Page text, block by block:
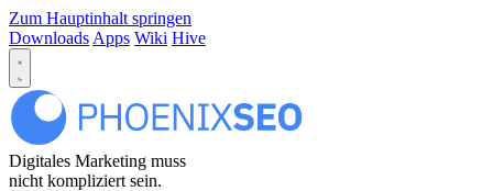
Zum Hauptinhalt springen
Downloads Apps Wiki Hive
Digitales Marketing muss
nicht kompliziert sein.